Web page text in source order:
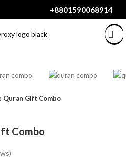
+8801590068914
Quran Gift Combo
Combo